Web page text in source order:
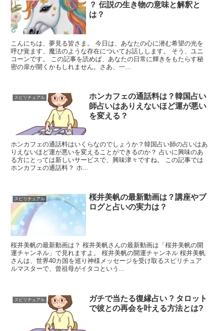
？ 伝説の生き物の意味と解釈と
は？
こんにちは、夢見る皆さま。 今日は、あなたの心に潜む希望の光を
呼び覚ます、魔法のような存在についてお話しします。 そう、ユニ
コーンです。 この記事を読めば、あなたの日常に輝きをもたらす秘
密の扉が開くかもしれません。さあ、一...
スピリチュアル
ホンカフェの通話料は？韓国占い
師占いはありえないほど運が悪い
を変える？
ホンカフェの通話料はいくらなのでしょうか？韓国占い師の占いはあ
りえないほど運が悪いを変えることができるのか？ 占いに興味のあ
る方にとっては新しいサービスで、興味津々ですね。 この記事では
ホンカフェの通話料？ ホ...
スピリチュアル
桜井美帆の最新動画は？講座やブ
ログと占いの実力は？
桜井美帆の最新動画は？ 桜井美帆さんの最新動画は「桜井美帆の開
運チャンネル」で見れますよ。 桜井美帆の開運チャンネル 桜井美帆
さんは、世界40カ国を巡り神様メッセージを受け取るスピリチュア
ルマスターで、曾祖母がイタコという...
スピリチュアル
ガチで当たる復縁占い ? タロット
で彼との再会を叶える方法とは?